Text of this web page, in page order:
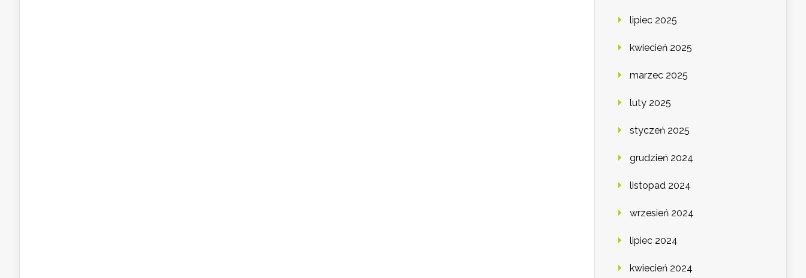
lipiec 2025
kwiecień 2025
marzec 2025
luty 2025
styczeń 2025
grudzień 2024
listopad 2024
wrzesień 2024
lipiec 2024
kwiecień 2024